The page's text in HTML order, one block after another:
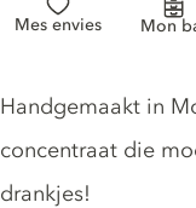
Mes envies Mon
Tonic description
Handgemaakt in
concentraat die
drankjes!